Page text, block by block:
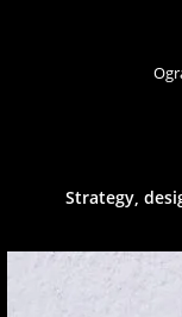
Strategy,